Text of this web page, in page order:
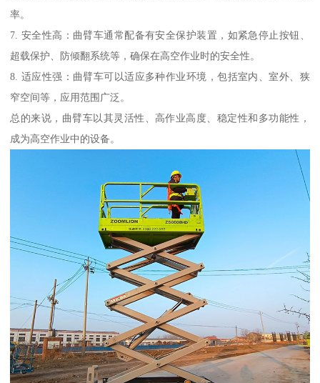
率。
7. 安全性高：曲臂车通常配备有安全保护装置，如紧急停止按钮、
超载保护、防倾翻系统等，确保在高空作业时的安全性。
8. 适应性强：曲臂车可以适应多种作业环境，包括室内、室外、狭
窄空间等，应用范围广泛。
总的来说，曲臂车以其灵活性、高作业高度、稳定性和多功能性，
成为高空作业中的设备。